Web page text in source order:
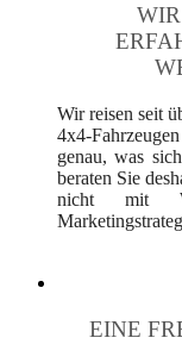
Wir reisen seit
4x4-
genau, was
beraten Sie
nicht mit
EINE